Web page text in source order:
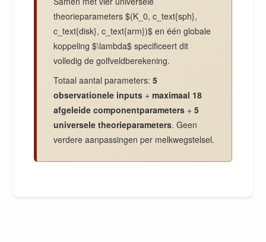
theorieparameters $(K_0, c_text{sph},
c_text{disk}, c_text{arm})$ en één globale
koppeling $\lambda$ specificeert dit
volledig de golfveldberekening.
Totaal aantal parameters:5
observationele inputs +maximaal 18
afgeleide componentparameters +5
universele theorieparameters. Geen
verdere aanpassingen per melkwegstelsel.